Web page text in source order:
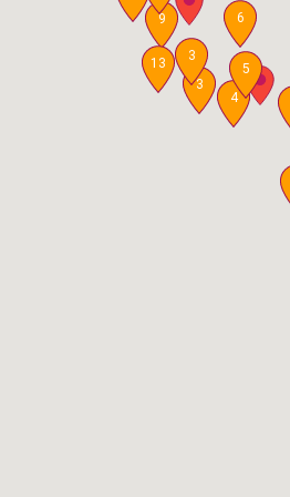
4
9
13
3
5
6
3